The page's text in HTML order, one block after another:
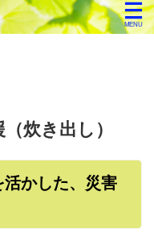
炊き出し）
かした、災害